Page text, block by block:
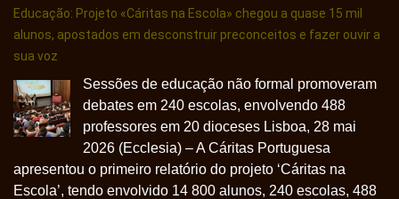
Educação: Projeto «Cáritas na Escola» chegou a quase 15 mil
alunos, apostados em desconstruir preconceitos e fazer ouvir a
sua voz
Sessões de educação não formal promoveram
debates em 240 escolas, envolvendo 488
professores em 20 dioceses Lisboa, 28 mai
2026 (Ecclesia) – A Cáritas Portuguesa
apresentou o primeiro relatório do projeto ‘Cáritas na
Escola’, tendo envolvido 14 800 alunos, 240 escolas, 488